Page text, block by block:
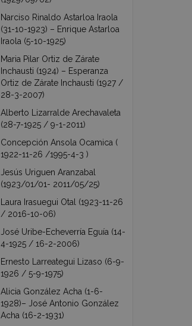
Narciso Rinaldo Astarloa Iraola
(31-10-1923) – Enrique Astarloa
Iraola (5-10-1925)
Maria Pilar Ortiz de Zárate
Inchausti (1924) – Esperanza
Ortiz de Zárate Inchausti (1927 /
28-3-2007)
Alberto Lizarralde Arechavaleta
(28-7-1925 / 9-1-2011)
Concepción Ansola Ocamica (
1922-11-26 /1995-4-3 )
Jesús Uriguen Aranzabal
(1923/01/01- 2011/05/25)
Laura Irasuegui Otal (1923-11-26
/ 2016-10-06)
José Uribe-Echeverría Eguía (14-
4-1925 / 16-2-2006)
Ernesto Larreategui Lizaso (6-9-
1926 / 5-9-1975)
Alicia González Acha (1-6-
1928)– José Antonio González
Acha (16-2-1931)